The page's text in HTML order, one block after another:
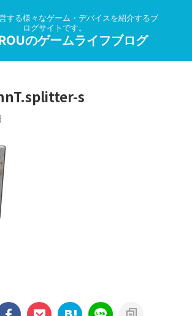
する様々なゲーム・デバイスを紹介するブ
ログサイトです。
のゲームライフブログ
s